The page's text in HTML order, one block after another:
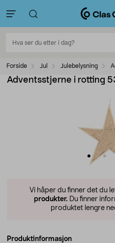
Forside Jul Julebelysning
Adventsstjerne i rotting
Vi håper du finner det du
produkter. Du finner
produktet lengre
Produktinformasjon